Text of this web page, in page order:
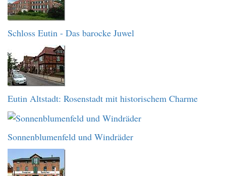
Schloss Eutin - Das barocke Juwel
Eutin Altstadt: Rosenstadt mit historischem Charme
Sonnenblumenfeld und Windräder